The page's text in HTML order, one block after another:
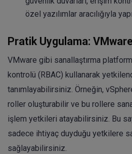
özel yazılımlar aracılığıyla
Pratik Uygulama:
VMware gibi sanallaştırma
kontrolü (RBAC) kullanarak
tanımlayabilirsiniz. Örneğin,
roller oluşturabilir ve bu rollere
işlem yetkileri atayabilirsiniz. Bu
sadece ihtiyaç duyduğu yetkilere
sağlayabilirsiniz.